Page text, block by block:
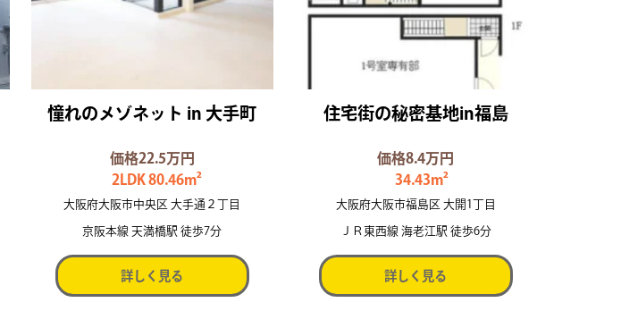
憧れのメゾネット in 大手町
価格22.5万円
2LDK 80.46m²
大阪府大阪市中央区 大手通２丁目
京阪本線 天満橋駅 徒歩7分
詳しく見る
住宅街の秘密基地in福島
価格8.4万円
34.43m²
大阪府大阪市福島区 大開1丁目
ＪＲ東西線 海老江駅 徒歩6分
詳しく見る